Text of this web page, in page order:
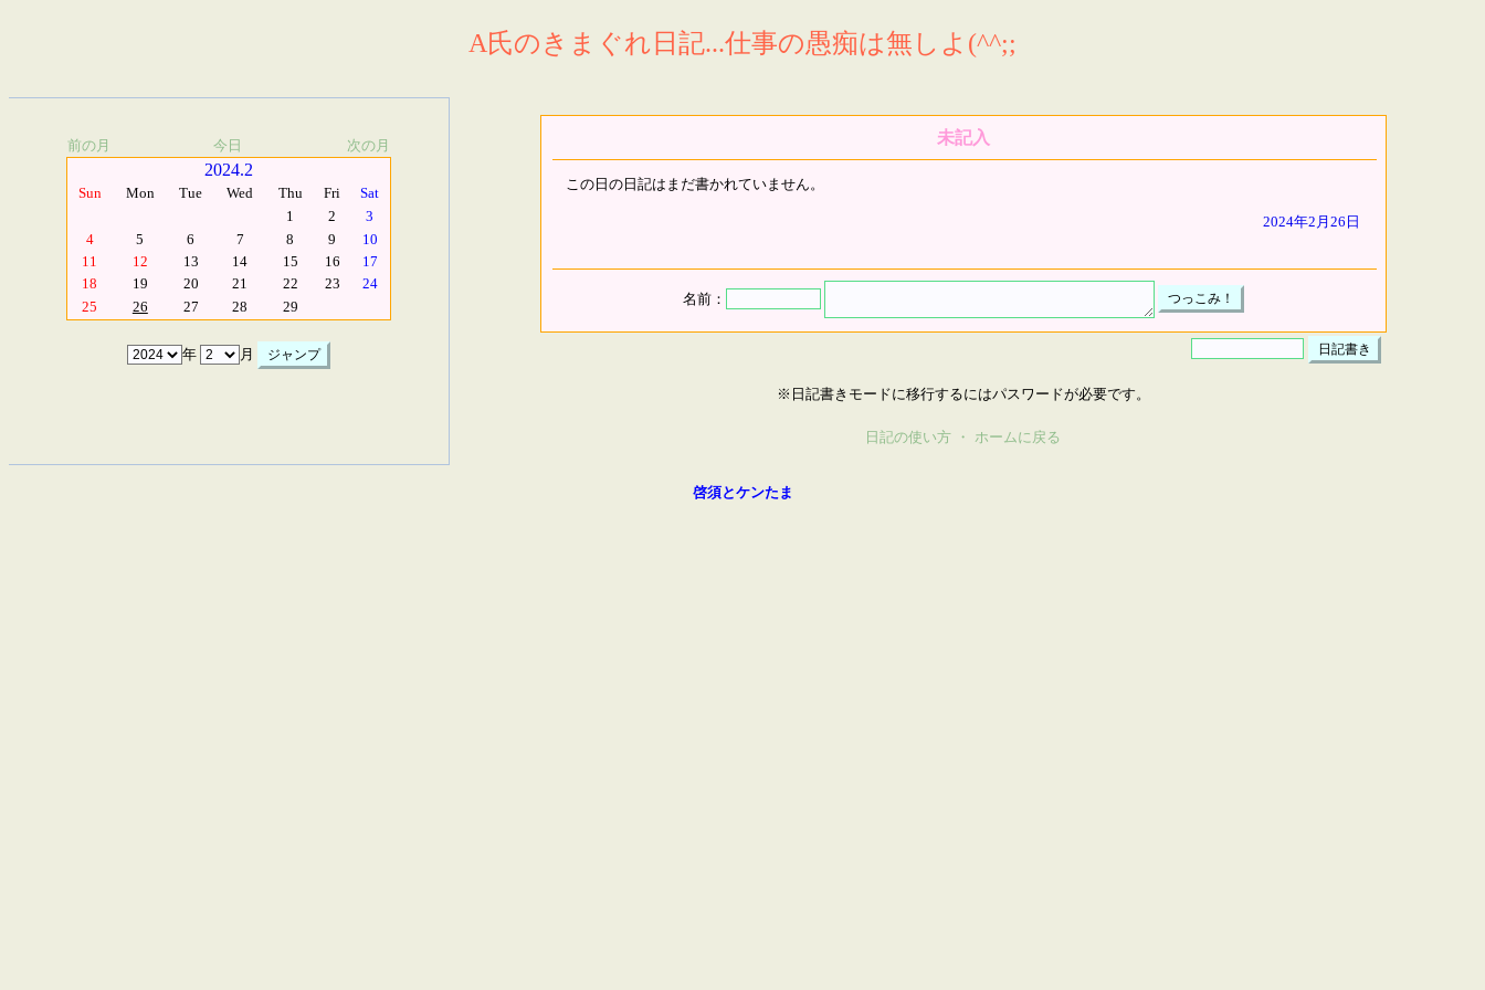
A氏のきまぐれ日記...仕事の愚痴は無しよ(^^;;
前の月 今日 次の月
2024.2
Sun Mon Tue Wed Thu Fri
Sat
1
2
3
4
5 6 7 8 9
10
11
12 13 14 15 16
17
18
19 20 21 22 23
24
25
26 27 28 29
年 月
未記入
この日の日記はまだ書かれていません。
2024年2月26日
名前：
※日記書きモードに移行するにはパスワードが必要です。
日記の使い方 ・ ホームに戻る
啓須とケンたま